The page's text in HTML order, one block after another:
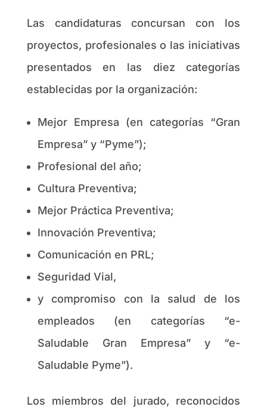
Las candidaturas concursan con los
proyectos, profesionales o las iniciativas
presentados en las diez categorías
establecidas por la organización:
Mejor Empresa (en categorías “Gran
Empresa” y “Pyme”);
Profesional del año;
Cultura Preventiva;
Mejor Práctica Preventiva;
Innovación Preventiva;
Comunicación en PRL;
Seguridad Vial,
y compromiso con la salud de los
empleados (en categorías “e-
Saludable Gran Empresa” y “e-
Saludable Pyme”).
Los miembros del jurado, reconocidos